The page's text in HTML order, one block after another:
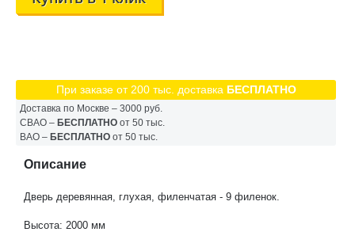
При заказе от 200 тыс. доставка БЕСПЛАТНО
Доставка по Москве – 3000 руб.
СВАО – БЕСПЛАТНО от 50 тыс.
ВАО – БЕСПЛАТНО от 50 тыс.
Описание
Дверь деревянная, глухая, филенчатая - 9 филенок.
Высота: 2000 мм